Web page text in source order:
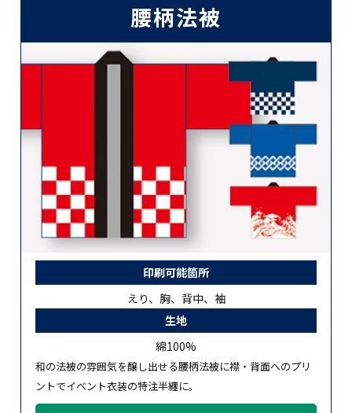
腰柄法被
印刷可能箇所
えり、胸、背中、袖
生地
綿100%
和の法被の雰囲気を醸し出せる腰柄法被に襟・背面へのプリ
ントでイベント衣装の特注半纏に。